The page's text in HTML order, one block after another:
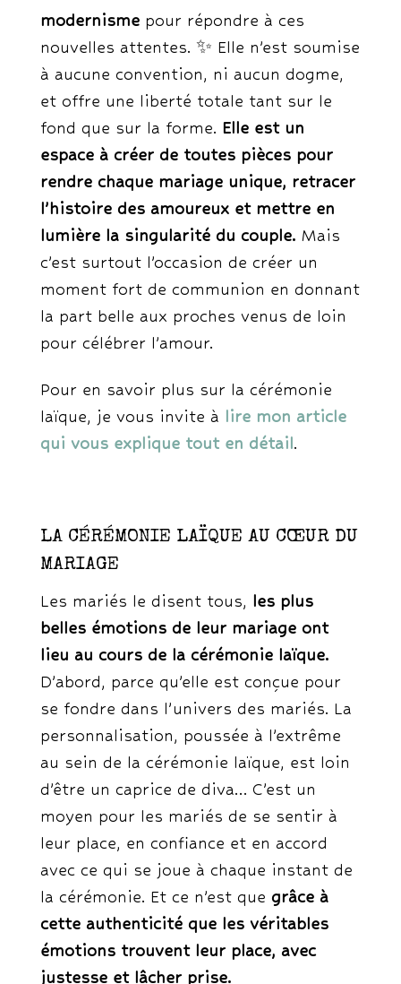
modernismepour répondre à ces
nouvelles attentes. ✨ Elle n’est soumise
à aucune convention, ni aucun dogme,
et offre une liberté totale tant sur le
fond que sur la forme. Elle est un
espace à créer de toutes pièces pour
rendre chaque mariage unique, retracer
l’histoire des amoureux et mettre en
lumière la singularité du couple.Mais
c’est surtout l’occasion de créer un
moment fort de communion en donnant
la part belle aux proches venus de loin
pour célébrer l’amour.
Pour en savoir plus sur la cérémonie
laïque, je vous invite à lire mon article
qui vous explique tout en détail.
LA CÉRÉMONIE LAÏQUE AU CŒUR DU
MARIAGE
Les mariés le disent tous, les plus
belles émotions de leur mariage ont
lieu au cours de la cérémonie laïque.
D’abord, parce qu’elle est conçue pour
se fondre dans l’univers des mariés. La
personnalisation, poussée à l’extrême
au sein de la cérémonie laïque, est loin
d’être un caprice de diva… C’est un
moyen pour les mariés de se sentir à
leur place, en confiance et en accord
avec ce qui se joue à chaque instant de
la cérémonie. Et ce n’est que grâce à
cette authenticité que les véritables
émotions trouvent leur place, avec
justesse et lâcher prise.